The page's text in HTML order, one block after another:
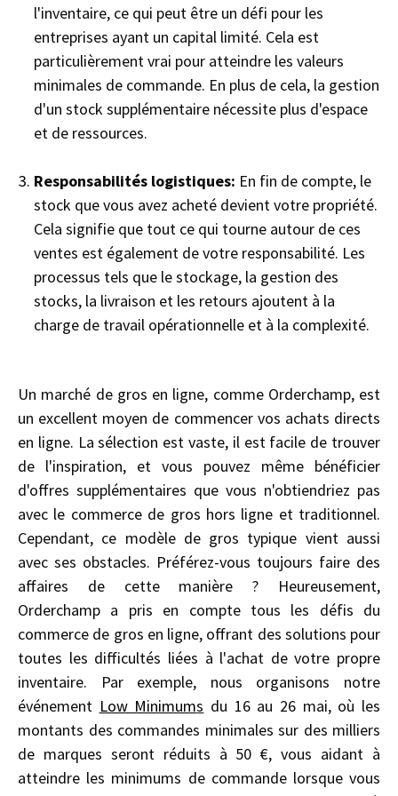
l'inventaire, ce qui peut être un défi pour les
entreprises ayant un capital limité. Cela est
particulièrement vrai pour atteindre les valeurs
minimales de commande. En plus de cela, la gestion
d'un stock supplémentaire nécessite plus d'espace
et de ressources.
Responsabilités logistiques: En fin de compte, le
stock que vous avez acheté devient votre propriété.
Cela signifie que tout ce qui tourne autour de ces
ventes est également de votre responsabilité. Les
processus tels que le stockage, la gestion des
stocks, la livraison et les retours ajoutent à la
charge de travail opérationnelle et à la complexité.
Un marché de gros en ligne, comme Orderchamp, est
un excellent moyen de commencer vos achats directs
en ligne. La sélection est vaste, il est facile de trouver
de l'inspiration, et vous pouvez même bénéficier
d'offres supplémentaires que vous n'obtiendriez pas
avec le commerce de gros hors ligne et traditionnel.
Cependant, ce modèle de gros typique vient aussi
avec ses obstacles. Préférez-vous toujours faire des
affaires de cette manière ? Heureusement,
Orderchamp a pris en compte tous les défis du
commerce de gros en ligne, offrant des solutions pour
toutes les difficultés liées à l'achat de votre propre
inventaire. Par exemple, nous organisons notre
événement Low Minimums du 16 au 26 mai, où les
montants des commandes minimales sur des milliers
de marques seront réduits à 50 €, vous aidant à
atteindre les minimums de commande lorsque vous